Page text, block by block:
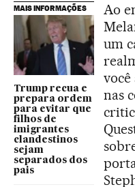
MAIS INFORMAÇÕES
Trump recua e
prepara ordem
para evitar que
filhos de
imigrantes
clandestinos
sejam
separados dos
pais
Ao
um
você
nas